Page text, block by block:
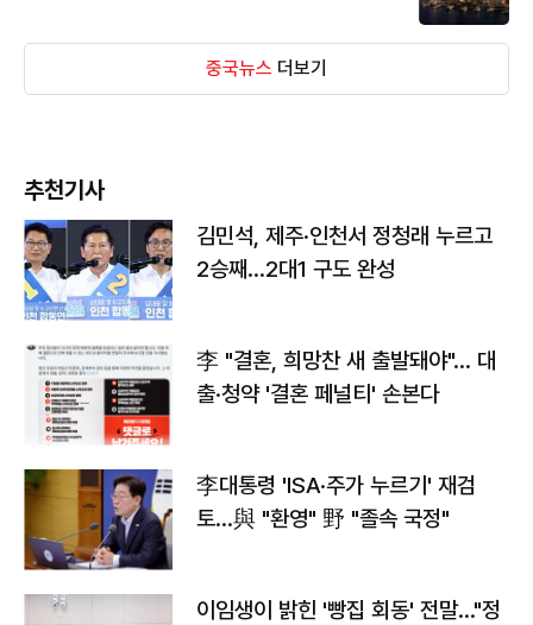
중국뉴스 더보기
추천기사
김민석, 제주·인천서 정청래 누르고
2승째…2대1 구도 완성
李 "결혼, 희망찬 새 출발돼야"… 대
출·청약 '결혼 페널티' 손본다
李대통령 'ISA·주가 누르기' 재검
토…與 "환영" 野 "졸속 국정"
이임생이 밝힌 '빵집 회동' 전말…"정